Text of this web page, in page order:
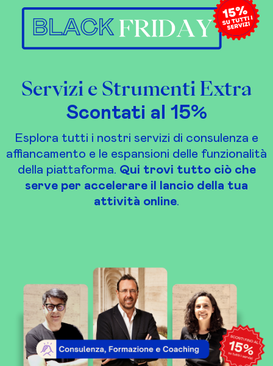
Servizi e Strumenti Extra
Scontati al 15%
Esplora tutti i nostri servizi di consulenza e
affiancamento e le espansioni delle funzionalità
della piattaforma. Qui trovi tutto ciò che
serve per accelerare il lancio della tua
attività online.